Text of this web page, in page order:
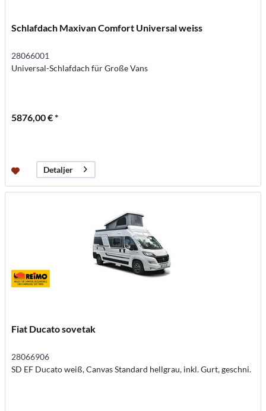
Schlafdach Maxivan Comfort Universal weiss
28066001
Universal-Schlafdach für Große Vans
5876,00 € *
Detaljer
Fiat Ducato sovetak
28066906
SD EF Ducato weiß, Canvas Standard hellgrau, inkl. Gurt, geschni.